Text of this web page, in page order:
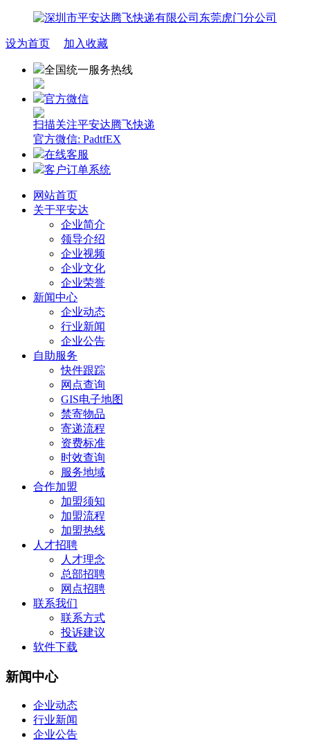
设为首页 加入收藏
全国统一服务热线
官方微信
扫描关注平安达腾飞快递
官方微信: PadtfEX
在线客服
客户订单系统
网站首页
关于平安达
企业简介
领导介绍
企业视频
企业文化
企业荣誉
新闻中心
企业动态
行业新闻
企业公告
自助服务
快件跟踪
网点查询
GIS电子地图
禁寄物品
寄递流程
资费标准
时效查询
服务地域
合作加盟
加盟须知
加盟流程
加盟热线
人才招聘
人才理念
总部招聘
网点招聘
联系我们
联系方式
投诉建议
软件下载
新闻中心
企业动态
行业新闻
企业公告